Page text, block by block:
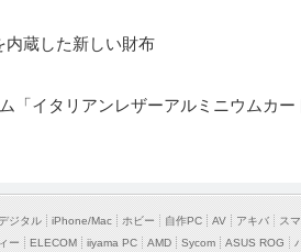
内蔵した新しい財布
「イタリアンレザーアルミニウムカー
ジタル iPhone/Mac ホビー 自作PC AV アキバ ス
ー ELECOM iiyama PC AMD Sycom ASUS ROG